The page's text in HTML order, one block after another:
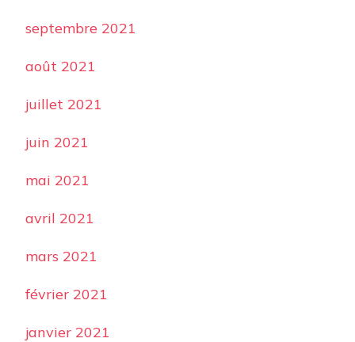
septembre 2021
août 2021
juillet 2021
juin 2021
mai 2021
avril 2021
mars 2021
février 2021
janvier 2021